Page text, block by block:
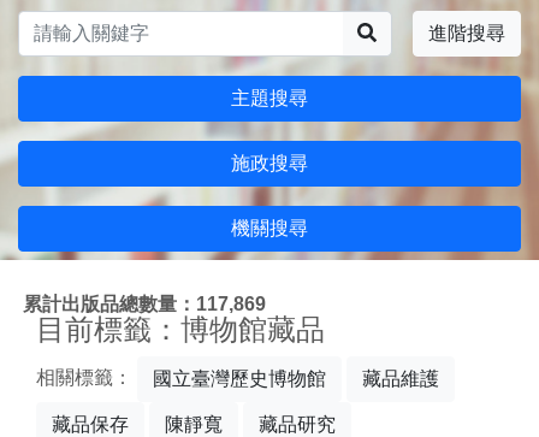
進階搜尋
主題搜尋
施政搜尋
機關搜尋
累計出版品總數量：117,869
目前標籤：博物館藏品
相關標籤： 國立臺灣歷史博物館 藏品維護
藏品保存 陳靜寬 藏品研究